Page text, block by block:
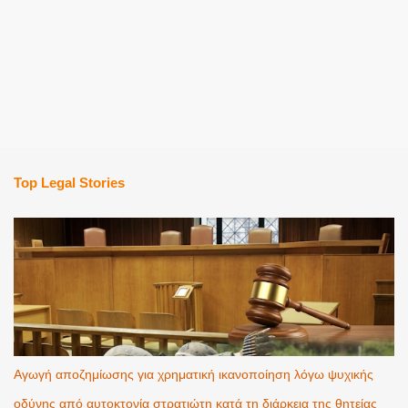
Top Legal Stories
Αγωγή αποζημίωσης για χρηματική ικανοποίηση λόγω ψυχικής
οδύνης από αυτοκτονία στρατιώτη κατά τη διάρκεια της θητείας